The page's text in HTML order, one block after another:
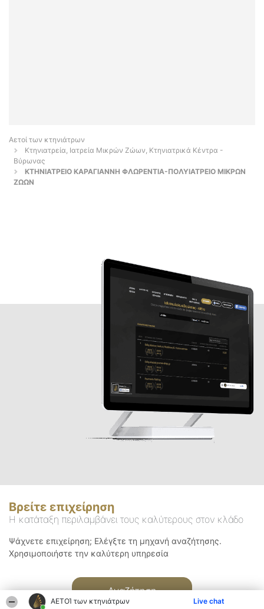
ΑΕΤΟΊ των κτηνιάτρων Live chat
Αετοί των κτηνιάτρων
Κτηνιατρεία, Ιατρεία Μικρών Ζώων, Κτηνιατρικά Κέντρα -
Βύρωνας
ΚΤΗΝΙΑΤΡΕΙΟ ΚΑΡΑΓΙΑΝΝΗ ΦΛΩΡΕΝΤΙΑ-ΠΟΛΥΙΑΤΡΕΙΟ ΜΙΚΡΩΝ
ΖΩΩΝ
Βρείτε επιχείρηση
Η κατάταξη περιλαμβάνει τους καλύτερους στον κλάδο
Ψάχνετε επιχείρηση; Ελέγξτε τη μηχανή αναζήτησης.
Χρησιμοποιήστε την καλύτερη υπηρεσία
Αναζήτηση